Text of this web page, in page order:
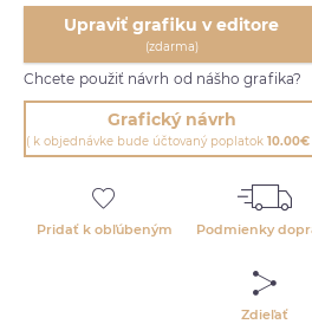
Upraviť grafiku v editore
(zdarma)
Chcete použiť návrh od nášho grafika?
Grafický návrh
( k objednávke bude účtovaný poplatok 10.00€
Pridať k obľúbeným Podmienky
Zdieľať